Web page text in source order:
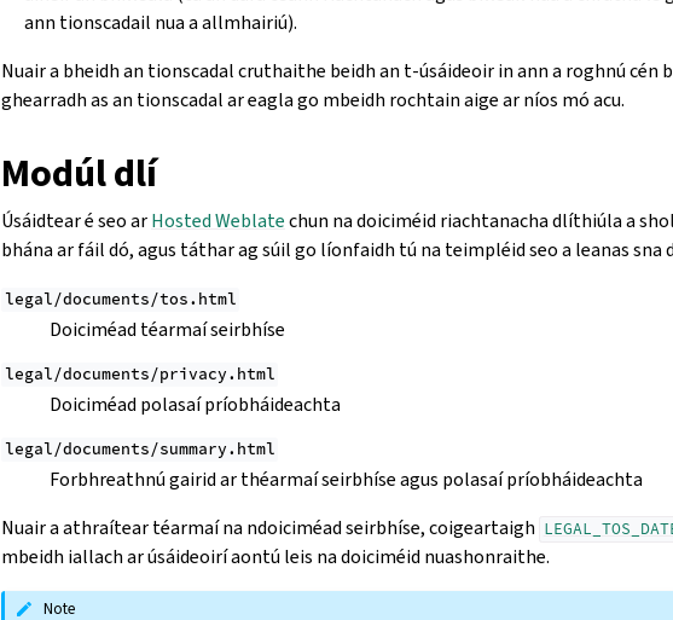
ann tionscadail nua a allmhairiú).
Nuair a bheidh an tionscadal cruthaithe beidh an t-úsáideoir in ann a roghnú cén
ghearradh as an tionscadal ar eagla go mbeidh rochtain aige ar níos mó acu.
Modúl dlí
Úsáidtear é seo arHosted Weblatechun na doiciméid riachtanacha dlíthiúla a
bhána ar fáil dó, agus táthar ag súil go líonfaidh tú na teimpléid seo a leanas sna
legal/documents/tos.html
Doiciméad téarmaí seirbhíse
legal/documents/privacy.html
Doiciméad polasaí príobháideachta
legal/documents/summary.html
Forbhreathnú gairid ar théarmaí seirbhíse agus polasaí príobháideachta
Nuair a athraítear téarmaí na ndoiciméad seirbhíse, coigeartaigh
mbeidh iallach ar úsáideoirí aontú leis na doiciméid nuashonraithe.
Note